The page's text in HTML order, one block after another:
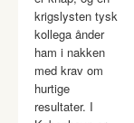
krigslysten tysk
kollega ånder
ham i nakken
med krav om
hurtige
resultater. I